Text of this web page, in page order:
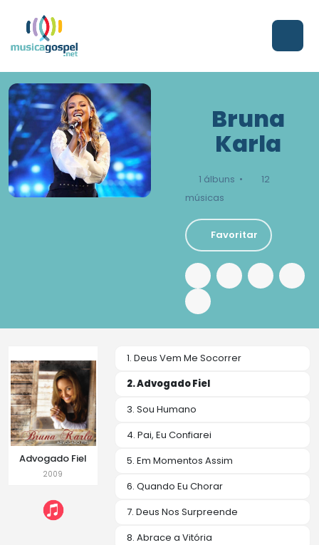
Bruna
Karla
1 álbuns •
12
músicas
Favoritar
Advogado Fiel
2009
1. Deus Vem Me Socorrer
2. Advogado Fiel
3. Sou Humano
4. Pai, Eu Confiarei
5. Em Momentos Assim
6. Quando Eu Chorar
7. Deus Nos Surpreende
8. Abrace a Vitória